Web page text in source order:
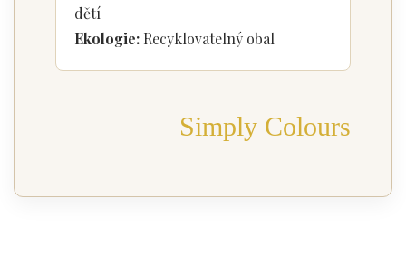
dětí
Ekologie: Recyklovatelný obal
Simply Colours